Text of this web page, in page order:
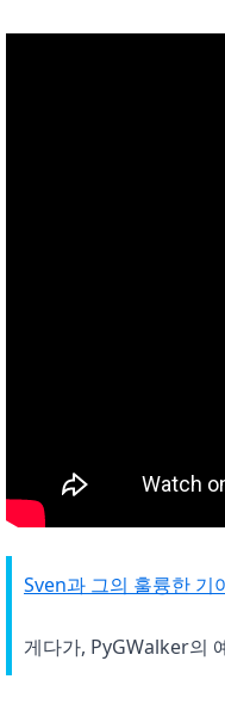
Sven과 그의 훌륭한 기
게다가, PyGWalker의